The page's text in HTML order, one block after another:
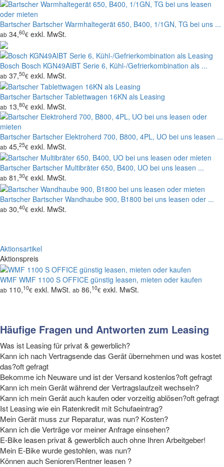
Bartscher Bartscher Warmhaltegerät 650, B400, 1/1GN, TG bei uns ...
ab 34,60€ exkl. MwSt.
Bosch Bosch KGN49AIBT Serie 6, Kühl-/Gefrierkombination als ...
ab 37,50€ exkl. MwSt.
Bartscher Bartscher Tablettwagen 16KN als Leasing
ab 13,80€ exkl. MwSt.
Bartscher Bartscher Elektroherd 700, B800, 4PL, UO bei uns leasen ...
ab 45,25€ exkl. MwSt.
Bartscher Bartscher Multibräter 650, B400, UO bei uns leasen ...
ab 81,30€ exkl. MwSt.
Bartscher Bartscher Wandhaube 900, B1800 bei uns leasen oder ...
ab 30,40€ exkl. MwSt.
Aktionsartikel
Aktionspreis
WMF WMF 1100 S OFFICE günstig leasen, mieten oder kaufen
ab 110,10€ exkl. MwSt. ab 86,10€ exkl. MwSt.
Häufige Fragen und Antworten zum Leasing
Was ist Leasing für privat & gewerblich?
Kann ich nach Vertragsende das Gerät übernehmen und was kostet
das?oft gefragt
Bekomme ich Neuware und ist der Versand kostenlos?oft gefragt
Kann ich mein Gerät während der Vertragslaufzeit wechseln?
Kann ich mein Gerät auch kaufen oder vorzeitig ablösen?oft gefragt
Ist Leasing wie ein Ratenkredit mit Schufaeintrag?
Mein Gerät muss zur Reparatur, was nun? Kosten?
Kann ich die Verträge vor meiner Anfrage einsehen?
E-Bike leasen privat & gewerblich auch ohne Ihren Arbeitgeber!
Mein E-Bike wurde gestohlen, was nun?
Können auch Senioren/Rentner leasen ?